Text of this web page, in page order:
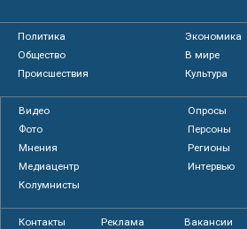
Политика
Экономика
Общество
В мире
Происшествия
Культура
Видео
Опросы
Фото
Персоны
Мнения
Регионы
Медиацентр
Интервью
Колумнисты
Контакты Реклама Вакансии